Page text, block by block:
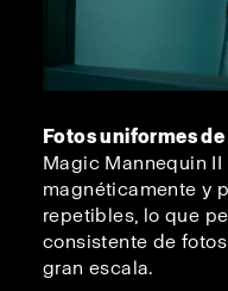
Fotos uniformes de
Magic Mannequin
magnéticamente y
repetibles, lo que
consistente de
gran escala.